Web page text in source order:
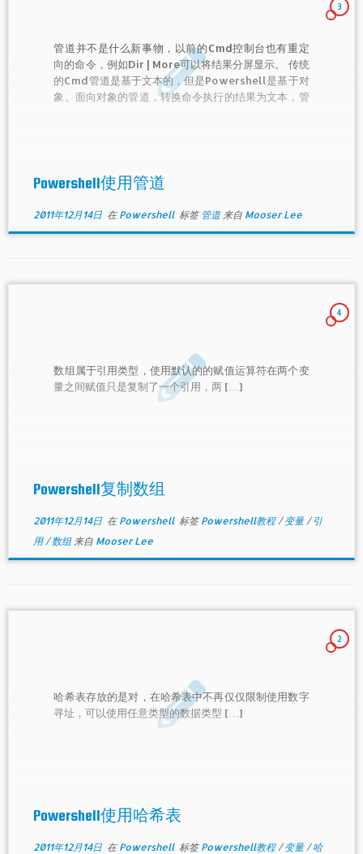
3
管道并不是什么新事物，以前的Cmd控制台也有重定
向的命令，例如Dir | More可以将结果分屏显示。 传统
的Cmd管道是基于文本的，但是Powershell是基于对
象。面向对象的管道，转换命令执行的结果为文本，管
Powershell使用管道
2011年12月14日在 Powershell 标签 管道 来自 Mooser Lee
4
数组属于引用类型，使用默认的的赋值运算符在两个变
量之间赋值只是复制了一个引用，两 […]
Powershell复制数组
2011年12月14日在 Powershell 标签Powershell教程/变量/ 引
用/数组 来自 Mooser Lee
2
哈希表存放的是对，在哈希表中不再仅仅限制使用数字
寻址，可以使用任意类型的数据类型 […]
Powershell使用哈希表
2011年12月14日在 Powershell 标签Powershell教程/变量/哈